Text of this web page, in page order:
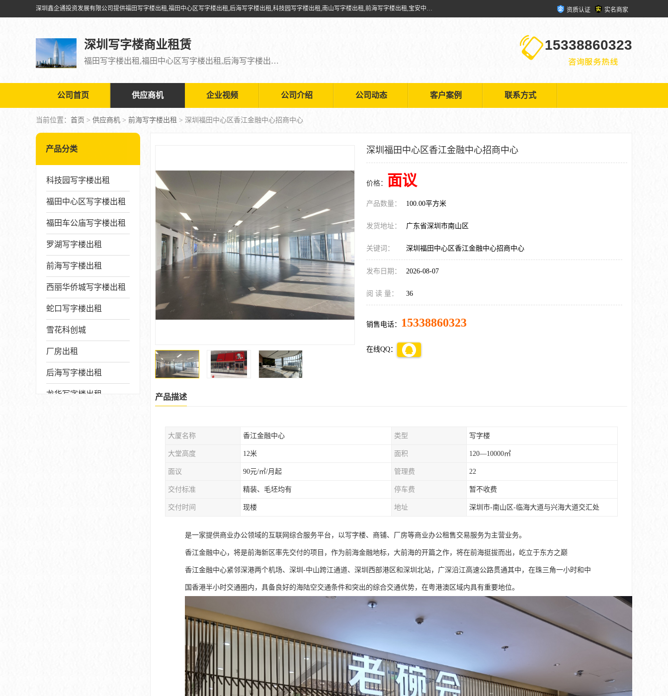
深圳鑫企通投资发展有限公司提供福田写字楼出租,福田中心区写字楼出租,后海写字楼出租,科技园写字楼出租,南山写字楼出租,前海写字楼出租,宝安中心写字楼出租,车公庙写字楼出租,深圳写字楼出租，欢迎有需要的朋友前来咨询。 资质认证 实名商家
深圳写字楼商业租赁
福田写字楼出租,福田中心区写字楼出租,后海写字楼出租,科技园写字楼出租,南山写字楼出租,前海写字楼出租,宝安中心写字楼出租
15338860323
公司首页 供应商机 企业视频 公司介绍 公司动态 客户案例 联系方式
当前位置： 首页 > 供应商机 > 前海写字楼出租 > 深圳福田中心区香江金融中心招商中心
产品分类
科技园写字楼出租
福田中心区写字楼出租
福田车公庙写字楼出租
罗湖写字楼出租
前海写字楼出租
西丽华侨城写字楼出租
蛇口写字楼出租
雪花科创城
厂房出租
后海写字楼出租
龙华写字楼出租
深圳福田中心区香江金融中心招商中心
价格： 面议
产品数量： 100.00平方米
发货地址： 广东省深圳市南山区
关键词： 深圳福田中心区香江金融中心招商中心
发布日期： 2026-08-07
阅 读 量： 36
销售电话： 15338860323
在线QQ：
产品描述
大厦名称 香江金融中心 类型 写字楼
大堂高度 12米 面积 120—10000㎡
面议 90元/㎡/月起 管理费 22
交付标准 精装、毛坯均有 停车费 暂不收费
交付时间 现楼 地址 深圳市-南山区-临海大道与兴海大道交汇处
是一家提供商业办公领域的互联网综合服务平台，以写字楼、商铺、厂房等商业办公租售交易服务为主营业务。
香江金融中心，将是前海新区率先交付的项目，作为前海金融地标，大前海的开篇之作，将在前海挺拔而出，屹立于东方之巅
香江金融中心紧邻深港两个机场、深圳-中山跨江通道、深圳西部港区和深圳北站，广深沿江高速公路贯通其中，在珠三角一小时和中
国香港半小时交通圈内，具备良好的海陆空交通条件和突出的综合交通优势，在粤港澳区域内具有重要地位。